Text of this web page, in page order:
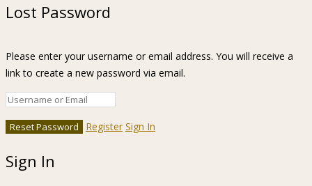
Lost Password
Please enter your username or email address. You will receive a
link to create a new password via email.
Register Sign In
Sign In